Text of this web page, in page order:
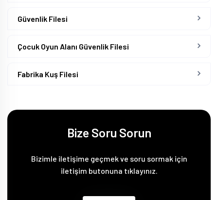
Güvenlik Filesi
Çocuk Oyun Alanı Güvenlik Filesi
Fabrika Kuş Filesi
Bize Soru Sorun
Bizimle iletişime geçmek ve soru sormak için
iletişim butonuna tıklayınız.